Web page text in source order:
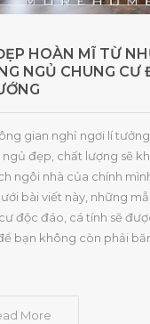
HOÀN MĨ TỪ
NGỦ CHUNG
gian nghỉ ngơi lí
đẹp, chất lượng sẽ
ngôi nhà của chính
bài viết này, những
độc đáo, cá tính sẽ
bạn không còn phải
More